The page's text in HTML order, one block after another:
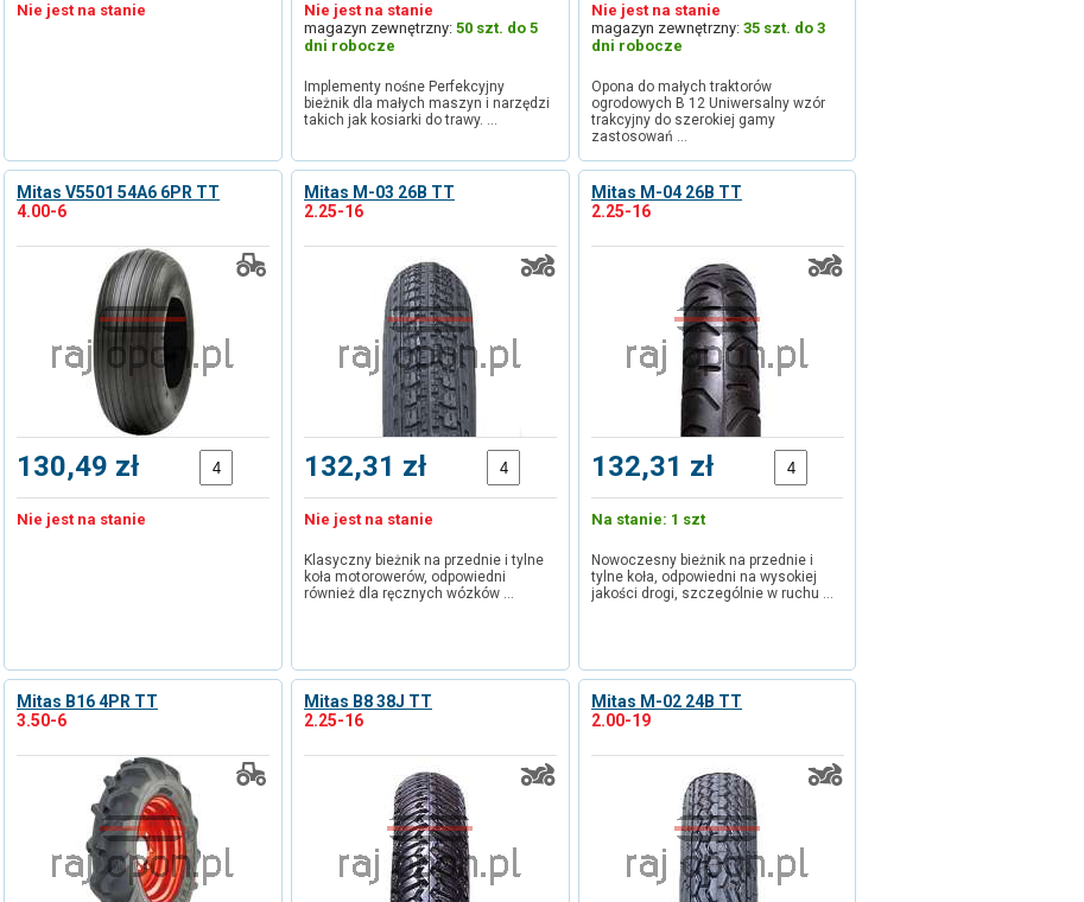
Nie jest na stanie
Nie jest na stanie
magazyn zewnętrzny: 50 szt. do 5
dni robocze
Implementy nośne Perfekcyjny
bieżnik dla małych maszyn i narzędzi
takich jak kosiarki do trawy. …
Nie jest na stanie
magazyn zewnętrzny: 35 szt. do 3
dni robocze
Opona do małych traktorów
ogrodowych B 12 Uniwersalny wzór
trakcyjny do szerokiej gamy
zastosowań …
Mitas V5501 54A6 6PR TT
4.00-6
130,49 zł
Nie jest na stanie
Mitas M-03 26B TT
2.25-16
132,31 zł
Nie jest na stanie
Klasyczny bieżnik na przednie i tylne
koła motorowerów, odpowiedni
również dla ręcznych wózków …
Mitas M-04 26B TT
2.25-16
132,31 zł
Na stanie: 1 szt
Nowoczesny bieżnik na przednie i
tylne koła, odpowiedni na wysokiej
jakości drogi, szczególnie w ruchu …
Mitas B16 4PR TT
3.50-6
Mitas B8 38J TT
2.25-16
Mitas M-02 24B TT
2.00-19